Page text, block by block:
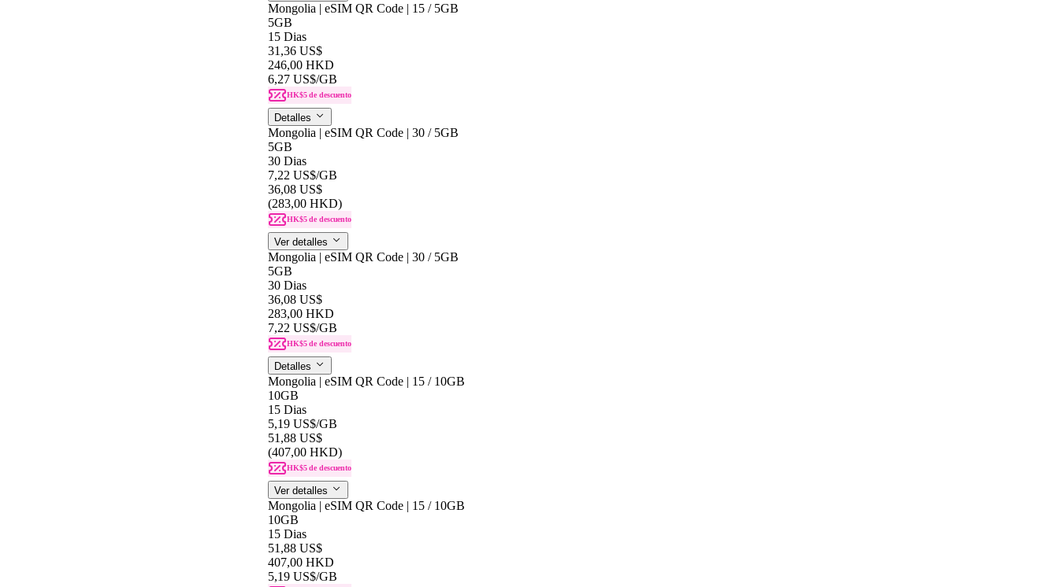
Mongolia | eSIM QR Code | 15 / 5GB
5GB
15 Dias
31,36 US$
246,00 HKD
6,27 US$/GB
HK$5 de descuento
Detalles
Mongolia | eSIM QR Code | 30 / 5GB
5GB
30 Dias
7,22 US$/GB
36,08 US$
(283,00 HKD)
HK$5 de descuento
Ver detalles
Mongolia | eSIM QR Code | 30 / 5GB
5GB
30 Dias
36,08 US$
283,00 HKD
7,22 US$/GB
HK$5 de descuento
Detalles
Mongolia | eSIM QR Code | 15 / 10GB
10GB
15 Dias
5,19 US$/GB
51,88 US$
(407,00 HKD)
HK$5 de descuento
Ver detalles
Mongolia | eSIM QR Code | 15 / 10GB
10GB
15 Dias
51,88 US$
407,00 HKD
5,19 US$/GB